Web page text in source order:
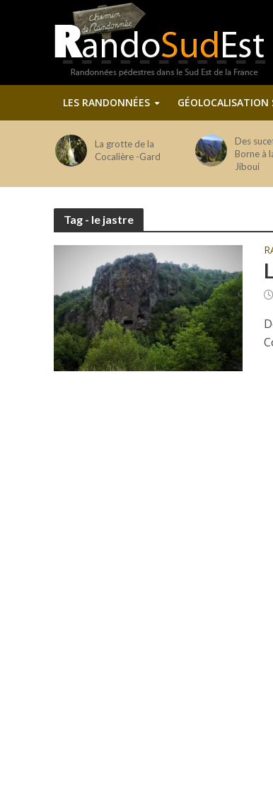
LES RANDONNÉES GÉOLOCALISATION
La grotte de la
Cocalière -Gard
Des
Borne à
Jiboui
Tag - le jastre